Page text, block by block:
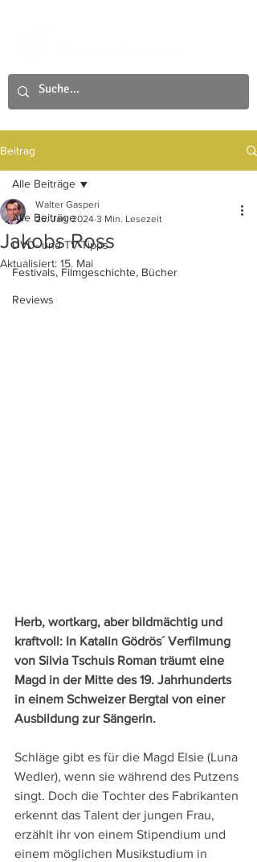
Beitrag
Alle Beiträge
DVD- und TV-Tipps
Festivals, Filmgeschichte, Bücher
Reviews
Alle Beiträge
Jakobs Ross
Walter Gasperi
26. Jan. 2024 3 Min. Lesezeit
Aktualisiert: 15. Mai
Herb, wortkarg, aber bildmächtig und
kraftvoll: In Katalin Gödrös´ Verfilmung
von Silvia Tschuis Roman träumt eine
Magd in der Mitte des 19. Jahrhunderts
in einem Schweizer Bergtal von einer
Ausbildung zur Sängerin.
Schläge gibt es für die Magd Elsie (Luna
Wedler), wenn sie während des Putzens
singt. Doch die Tochter des Fabrikanten
erkennt das Talent der jungen Frau,
erzählt ihr von einem Stipendium und
einem möglichen Musikstudium in